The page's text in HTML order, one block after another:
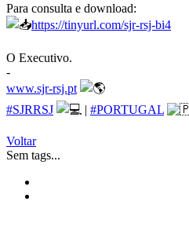
Para consulta e download:
https://tinyurl.com/sjr-rsj-bi4
O Executivo.
-
www.sjr-rsj.pt
#SJRRSJ
| #PORTUGAL
Voltar
Sem tags...